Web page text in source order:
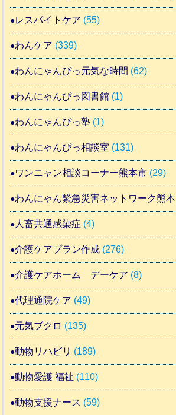
レスパイトケア (55)
わんケア (339)
わんにゃんぴっ元気な時間 (62)
わんにゃんぴっ図書館 (1)
わんにゃんぴっ塾 (1)
わんにゃんぴっ相談室 (131)
ワンニャン相談コーナー熊本市 (29)
わんにゃん緊急災害ネットワーク熊本
人畜共通感染症 (4)
介護ケアプラン作成 (276)
介護ケアホーム デーケア (8)
代理通院ケア (49)
元気ブクロ (135)
動物リハビリ (189)
動物愛護 福祉 (110)
動物支援ナース (59)